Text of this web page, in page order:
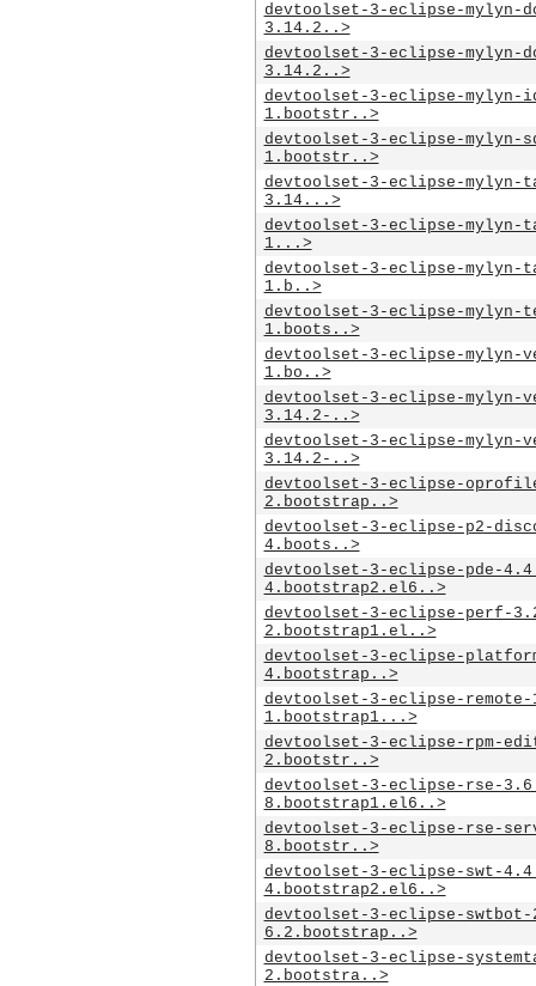
devtoolset-3-eclipse-mylyn-
3.14.2..>
devtoolset-3-eclipse-mylyn-
3.14.2..>
devtoolset-3-eclipse-mylyn-
1.bootstr..>
devtoolset-3-eclipse-mylyn-
1.bootstr..>
devtoolset-3-eclipse-mylyn-
3.14...>
devtoolset-3-eclipse-mylyn-
1...>
devtoolset-3-eclipse-mylyn-
1.b..>
devtoolset-3-eclipse-mylyn-
1.boots..>
devtoolset-3-eclipse-mylyn-
1.bo..>
devtoolset-3-eclipse-mylyn-
3.14.2-..>
devtoolset-3-eclipse-mylyn-
3.14.2-..>
devtoolset-3-eclipse-
2.bootstrap..>
devtoolset-3-eclipse-p2-
4.boots..>
devtoolset-3-eclipse-pde-
4.bootstrap2.el6..>
devtoolset-3-eclipse-perf-
2.bootstrap1.el..>
devtoolset-3-eclipse-
4.bootstrap..>
devtoolset-3-eclipse-
1.bootstrap1...>
devtoolset-3-eclipse-rpm-
2.bootstr..>
devtoolset-3-eclipse-rse-
8.bootstrap1.el6..>
devtoolset-3-eclipse-rse-
8.bootstr..>
devtoolset-3-eclipse-swt-
4.bootstrap2.el6..>
devtoolset-3-eclipse-
6.2.bootstrap..>
devtoolset-3-eclipse-
2.bootstra..>